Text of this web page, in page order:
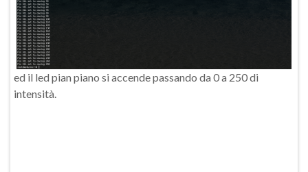
ed il led pian piano si accende passando da 0 a 250 di
intensità.